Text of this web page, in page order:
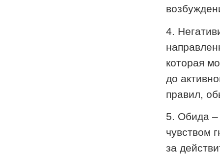
4.
которая
до
правил,
5. Обида –
чувством
за